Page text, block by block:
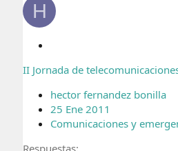
H
r
r
a
d
o
II Jornada de
hector fernandez bonilla
25 Ene 2011
Comunicaciones y
Respuestas